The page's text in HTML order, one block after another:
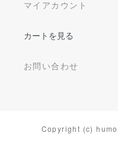
マイアカウント
カートを見る
お問い合わせ
Copyright (c)